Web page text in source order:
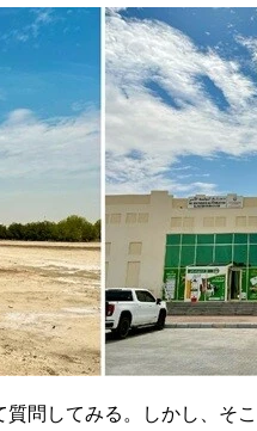
問してみる。しかし、そ